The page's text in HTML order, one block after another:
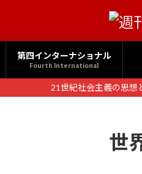
第四インターナショナル
Fourth International
21世紀社会主義の思想
世